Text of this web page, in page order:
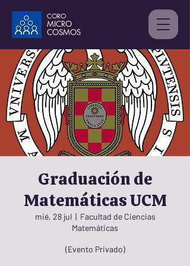
CORO
MICRO
COSMOS
Graduación de
Matemáticas UCM
mié, 28 jul
  |
Facultad de Ciencias
Matemáticas
(Evento Privado)